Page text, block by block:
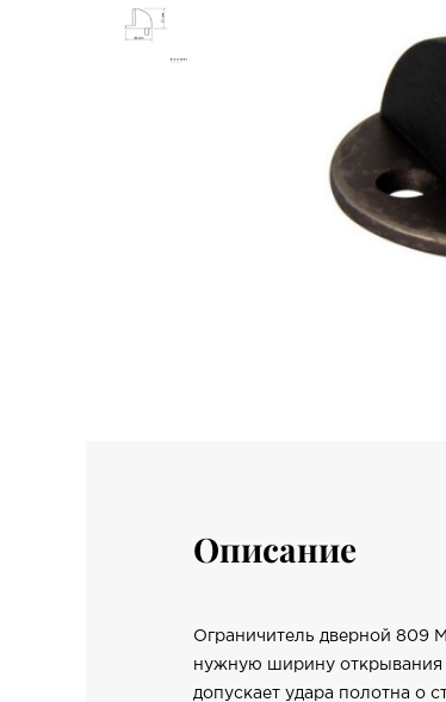
Описание
Ограничитель дверной 809
нужную ширину открывания
допускает удара полотна о